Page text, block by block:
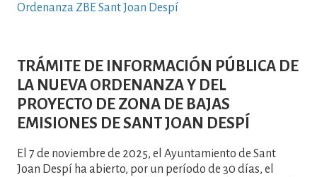
Ordenanza ZBE Sant Joan Despí
TRÁMITE DE INFORMACIÓN PÚBLICA DE
LA NUEVA ORDENANZA Y DEL
PROYECTO DE ZONA DE BAJAS
EMISIONES DE SANT JOAN DESPÍ
El 7 de noviembre de 2025, el Ayuntamiento de Sant
Joan Despí ha abierto, por un período de 30 días, el